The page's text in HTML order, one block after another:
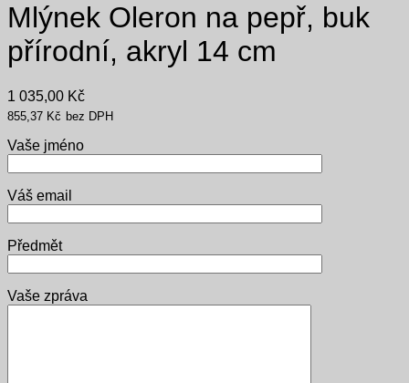
Mlýnek Oleron na pepř, buk
přírodní, akryl 14 cm
1 035,00 Kč
855,37 Kč bez DPH
Vaše jméno
Váš email
Předmět
Vaše zpráva